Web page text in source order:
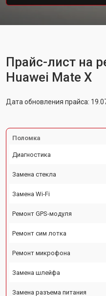
Прайс-лист на
Huawei Mate X
Дата обновления прайса:
Поломка
Диагностика
Замена стекла
Замена Wi-Fi
Ремонт GPS-модуля
Ремонт сим лотка
Ремонт микрофона
Замена шлейфа
Замена разъема питания